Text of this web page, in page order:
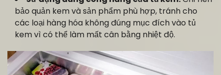
bảo quản kem và sản phẩm phù hợp, tránh cho
các loại hàng hóa không đúng mục đích vào tủ
kem vì có thể làm mất cân bằng nhiệt độ.